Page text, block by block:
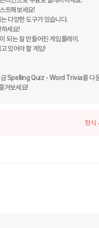
트해보세요!
다양한 도구가 있습니다.
세요!
되는 잘 만들어진 게임플레이.
있어야 할 게임!
Spelling Quiz - Word Trivia를 다
겨보세요!
정식